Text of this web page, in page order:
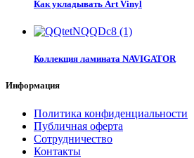
Как укладывать Art Vinyl
Коллекция ламината NAVIGATOR
Информация
Политика конфиденциальности
Публичная оферта
Сотрудничество
Контакты